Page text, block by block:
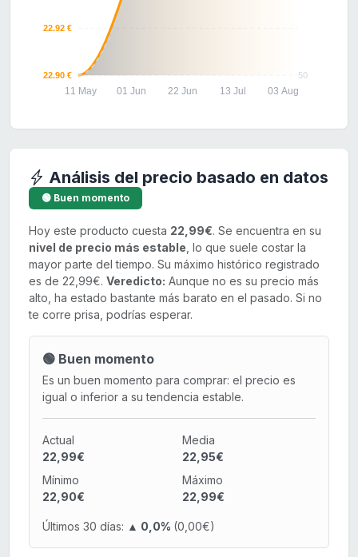
50
22.92 €
22.90 €
11 May 01 Jun 22 Jun 13 Jul 03 Aug
Análisis del precio basado en datos
🟢 Buen momento
Hoy este producto cuesta 22,99€. Se encuentra en su
nivel de precio más estable , lo que suele costar la
mayor parte del tiempo. Su máximo histórico registrado
es de 22,99€. Veredicto: Aunque no es su precio más
alto, ha estado bastante más barato en el pasado. Si no
te corre prisa, podrías esperar.
🟢 Buen momento
Es un buen momento para comprar: el precio es
igual o inferior a su tendencia estable.
Actual
22,99€
Media
22,95€
Mínimo
22,90€
Máximo
22,99€
Últimos 30 días: ▲ 0,0% (0,00€)